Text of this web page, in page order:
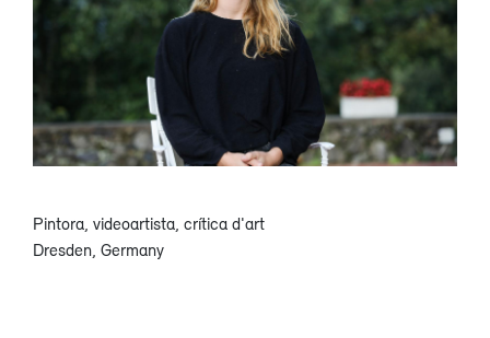
Pintora, videoartista, crítica d'art
Dresden, Germany